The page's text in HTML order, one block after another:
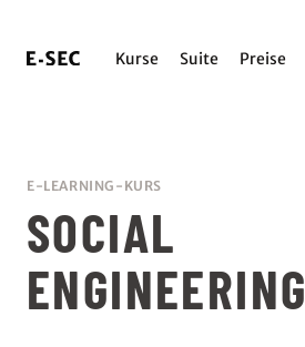
Kurse Suite Preise
E-LEARNING-KURS
SOCIAL
ENGINEERING